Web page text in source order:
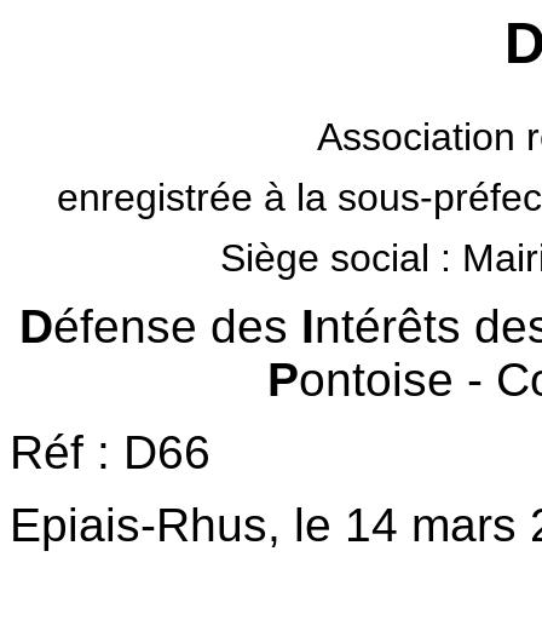
Association
enregistrée à la sous-
Siège social :
Défense des Intérêts
Pontoise -
Réf : D66
Epiais-Rhus, le 14 mars